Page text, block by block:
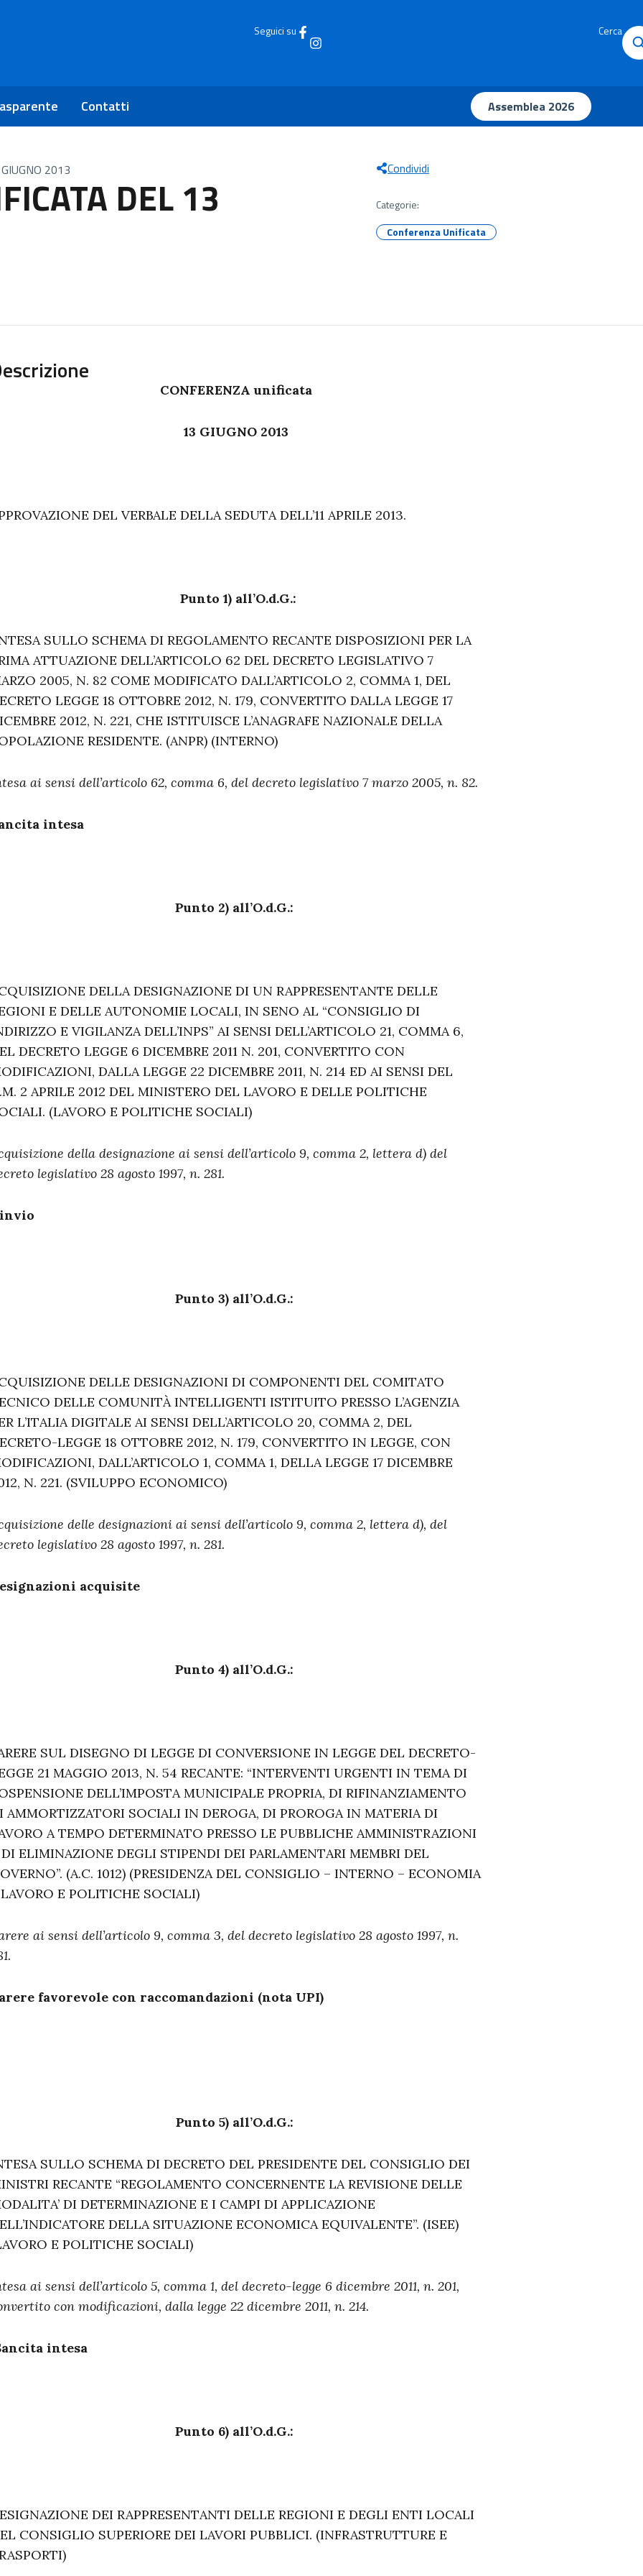
Seguici su Cerca
Contatti Assemblea 2026
2013
DEL 13
Condividi
Categorie:
Conferenza Unificata
CONFERENZA unificata
13 GIUGNO 2013
DEL VERBALE DELLA SEDUTA DELL’11 APRILE 2013.
Punto 1) all’O.d.G.:
SULLO SCHEMA DI REGOLAMENTO RECANTE DISPOSIZIONI PER LA
ATTUAZIONE DELL’ARTICOLO 62 DEL DECRETO LEGISLATIVO 7
2005, N. 82 COME MODIFICATO DALL’ARTICOLO 2, COMMA 1, DEL
LEGGE 18 OTTOBRE 2012, N. 179, CONVERTITO DALLA LEGGE 17
2012, N. 221, CHE ISTITUISCE L’ANAGRAFE NAZIONALE DELLA
RESIDENTE. (ANPR) (INTERNO)
ai sensi dell’articolo 62, comma 6, del decreto legislativo 7 marzo 2005, n. 82.
intesa
Punto 2) all’O.d.G.:
DELLA DESIGNAZIONE DI UN RAPPRESENTANTE DELLE
E DELLE AUTONOMIE LOCALI, IN SENO AL “CONSIGLIO DI
E VIGILANZA DELL’INPS” AI SENSI DELL’ARTICOLO 21, COMMA 6,
DECRETO LEGGE 6 DICEMBRE 2011 N. 201, CONVERTITO CON
DALLA LEGGE 22 DICEMBRE 2011, N. 214 ED AI SENSI DEL
2 APRILE 2012 DEL MINISTERO DEL LAVORO E DELLE POLITICHE
(LAVORO E POLITICHE SOCIALI)
della designazione ai sensi dell’articolo 9, comma 2, lettera d) del
legislativo 28 agosto 1997, n. 281.
Punto 3) all’O.d.G.:
DELLE DESIGNAZIONI DI COMPONENTI DEL COMITATO
DELLE COMUNITÀ INTELLIGENTI ISTITUITO PRESSO L’AGENZIA
L’ITALIA DIGITALE AI SENSI DELL’ARTICOLO 20, COMMA 2, DEL
LEGGE 18 OTTOBRE 2012, N. 179, CONVERTITO IN LEGGE, CON
DALL’ARTICOLO 1, COMMA 1, DELLA LEGGE 17 DICEMBRE
N. 221. (SVILUPPO ECONOMICO)
delle designazioni ai sensi dell’articolo 9, comma 2, lettera d), del
legislativo 28 agosto 1997, n. 281.
acquisite
Punto 4) all’O.d.G.:
SUL DISEGNO DI LEGGE DI CONVERSIONE IN LEGGE DEL DECRETO-
21 MAGGIO 2013, N. 54 RECANTE: “INTERVENTI URGENTI IN TEMA DI
DELL’IMPOSTA MUNICIPALE PROPRIA, DI RIFINANZIAMENTO
AMMORTIZZATORI SOCIALI IN DEROGA, DI PROROGA IN MATERIA DI
A TEMPO DETERMINATO PRESSO LE PUBBLICHE AMMINISTRAZIONI
ELIMINAZIONE DEGLI STIPENDI DEI PARLAMENTARI MEMBRI DEL
(A.C. 1012) (PRESIDENZA DEL CONSIGLIO – INTERNO – ECONOMIA
E POLITICHE SOCIALI)
ai sensi dell’articolo 9, comma 3, del decreto legislativo 28 agosto 1997, n.
favorevole con raccomandazioni (nota UPI)
Punto 5) all’O.d.G.:
SULLO SCHEMA DI DECRETO DEL PRESIDENTE DEL CONSIGLIO DEI
RECANTE “REGOLAMENTO CONCERNENTE LA REVISIONE DELLE
DI DETERMINAZIONE E I CAMPI DI APPLICAZIONE
DELLA SITUAZIONE ECONOMICA EQUIVALENTE”. (ISEE)
E POLITICHE SOCIALI)
ai sensi dell’articolo 5, comma 1, del decreto-legge 6 dicembre 2011, n. 201,
con modificazioni, dalla legge 22 dicembre 2011, n. 214.
intesa
Punto 6) all’O.d.G.:
DEI RAPPRESENTANTI DELLE REGIONI E DEGLI ENTI LOCALI
CONSIGLIO SUPERIORE DEI LAVORI PUBBLICI. (INFRASTRUTTURE E